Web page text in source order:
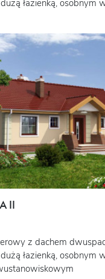
łazienką, osobnym
II
z dachem
łazienką, osobnym